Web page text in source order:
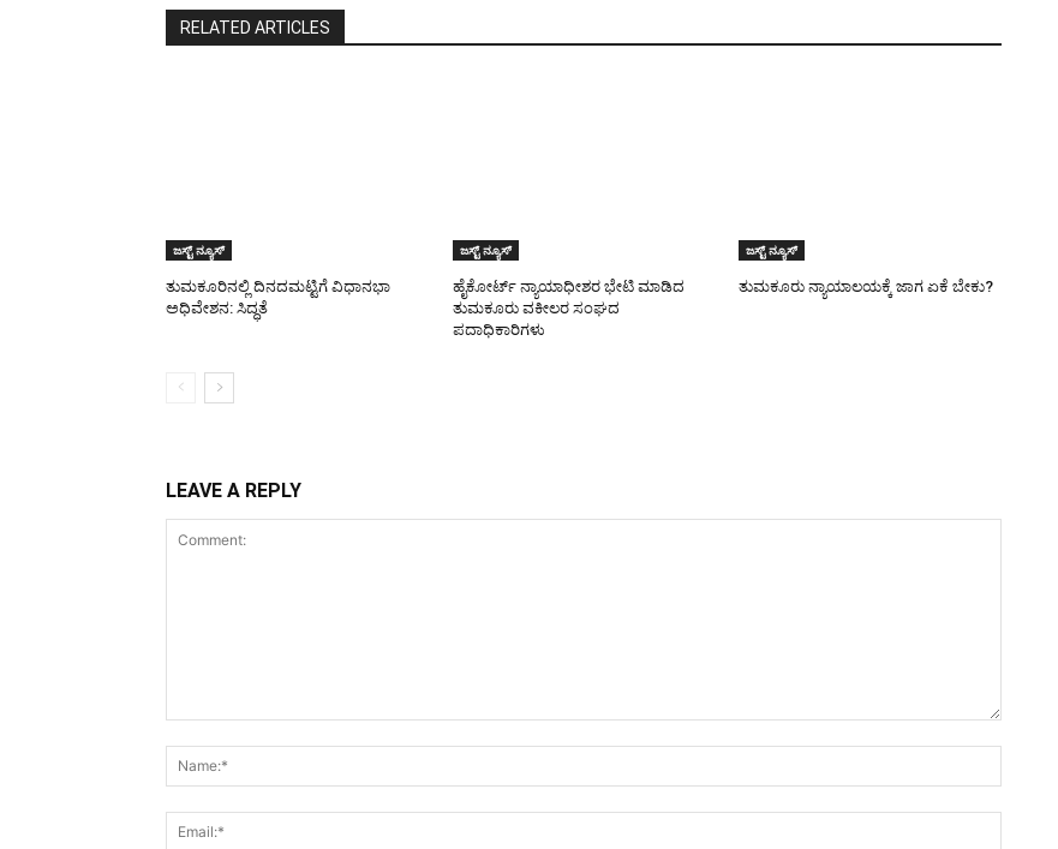
RELATED ARTICLES
ಜಸ್ಟ್ ನ್ಯೂಸ್
ತುಮಕೂರಿನಲ್ಲಿ ದಿನದಮಟ್ಟಿಗೆ ವಿಧಾನಭಾ
ಅಧಿವೇಶನ: ಸಿದ್ಧತೆ
ಜಸ್ಟ್ ನ್ಯೂಸ್
ಹೈಕೋರ್ಟ್ ನ್ಯಾಯಾಧೀಶರ ಭೇಟಿ ಮಾಡಿದ
ತುಮಕೂರು ವಕೀಲರ ಸಂಘದ
ಪದಾಧಿಕಾರಿಗಳು
ಜಸ್ಟ್ ನ್ಯೂಸ್
ತುಮಕೂರು ನ್ಯಾಯಾಲಯಕ್ಕೆ ಜಾಗ ಏಕೆ ಬೇಕು?
LEAVE A REPLY